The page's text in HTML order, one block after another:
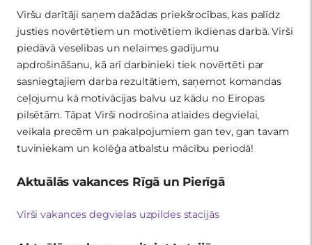
Viršu darītāji saņem dažādas priekšrocības, kas palīdz
justies novērtētiem un motivētiem ikdienas darbā. Virši
piedāvā veselības un nelaimes gadījumu
apdrošināšanu, kā arī darbinieki tiek novērtēti par
sasniegtajiem darba rezultātiem, saņemot komandas
ceļojumu kā motivācijas balvu uz kādu no Eiropas
pilsētām. Tāpat Virši nodrošina atlaides degvielai,
veikala precēm un pakalpojumiem gan tev, gan tavam
tuviniekam un kolēģa atbalstu mācību periodā!
Aktuālās vakances Rīgā un Pierīgā
Virši vakances degvielas uzpildes stacijās